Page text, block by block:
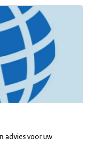
advies voor uw